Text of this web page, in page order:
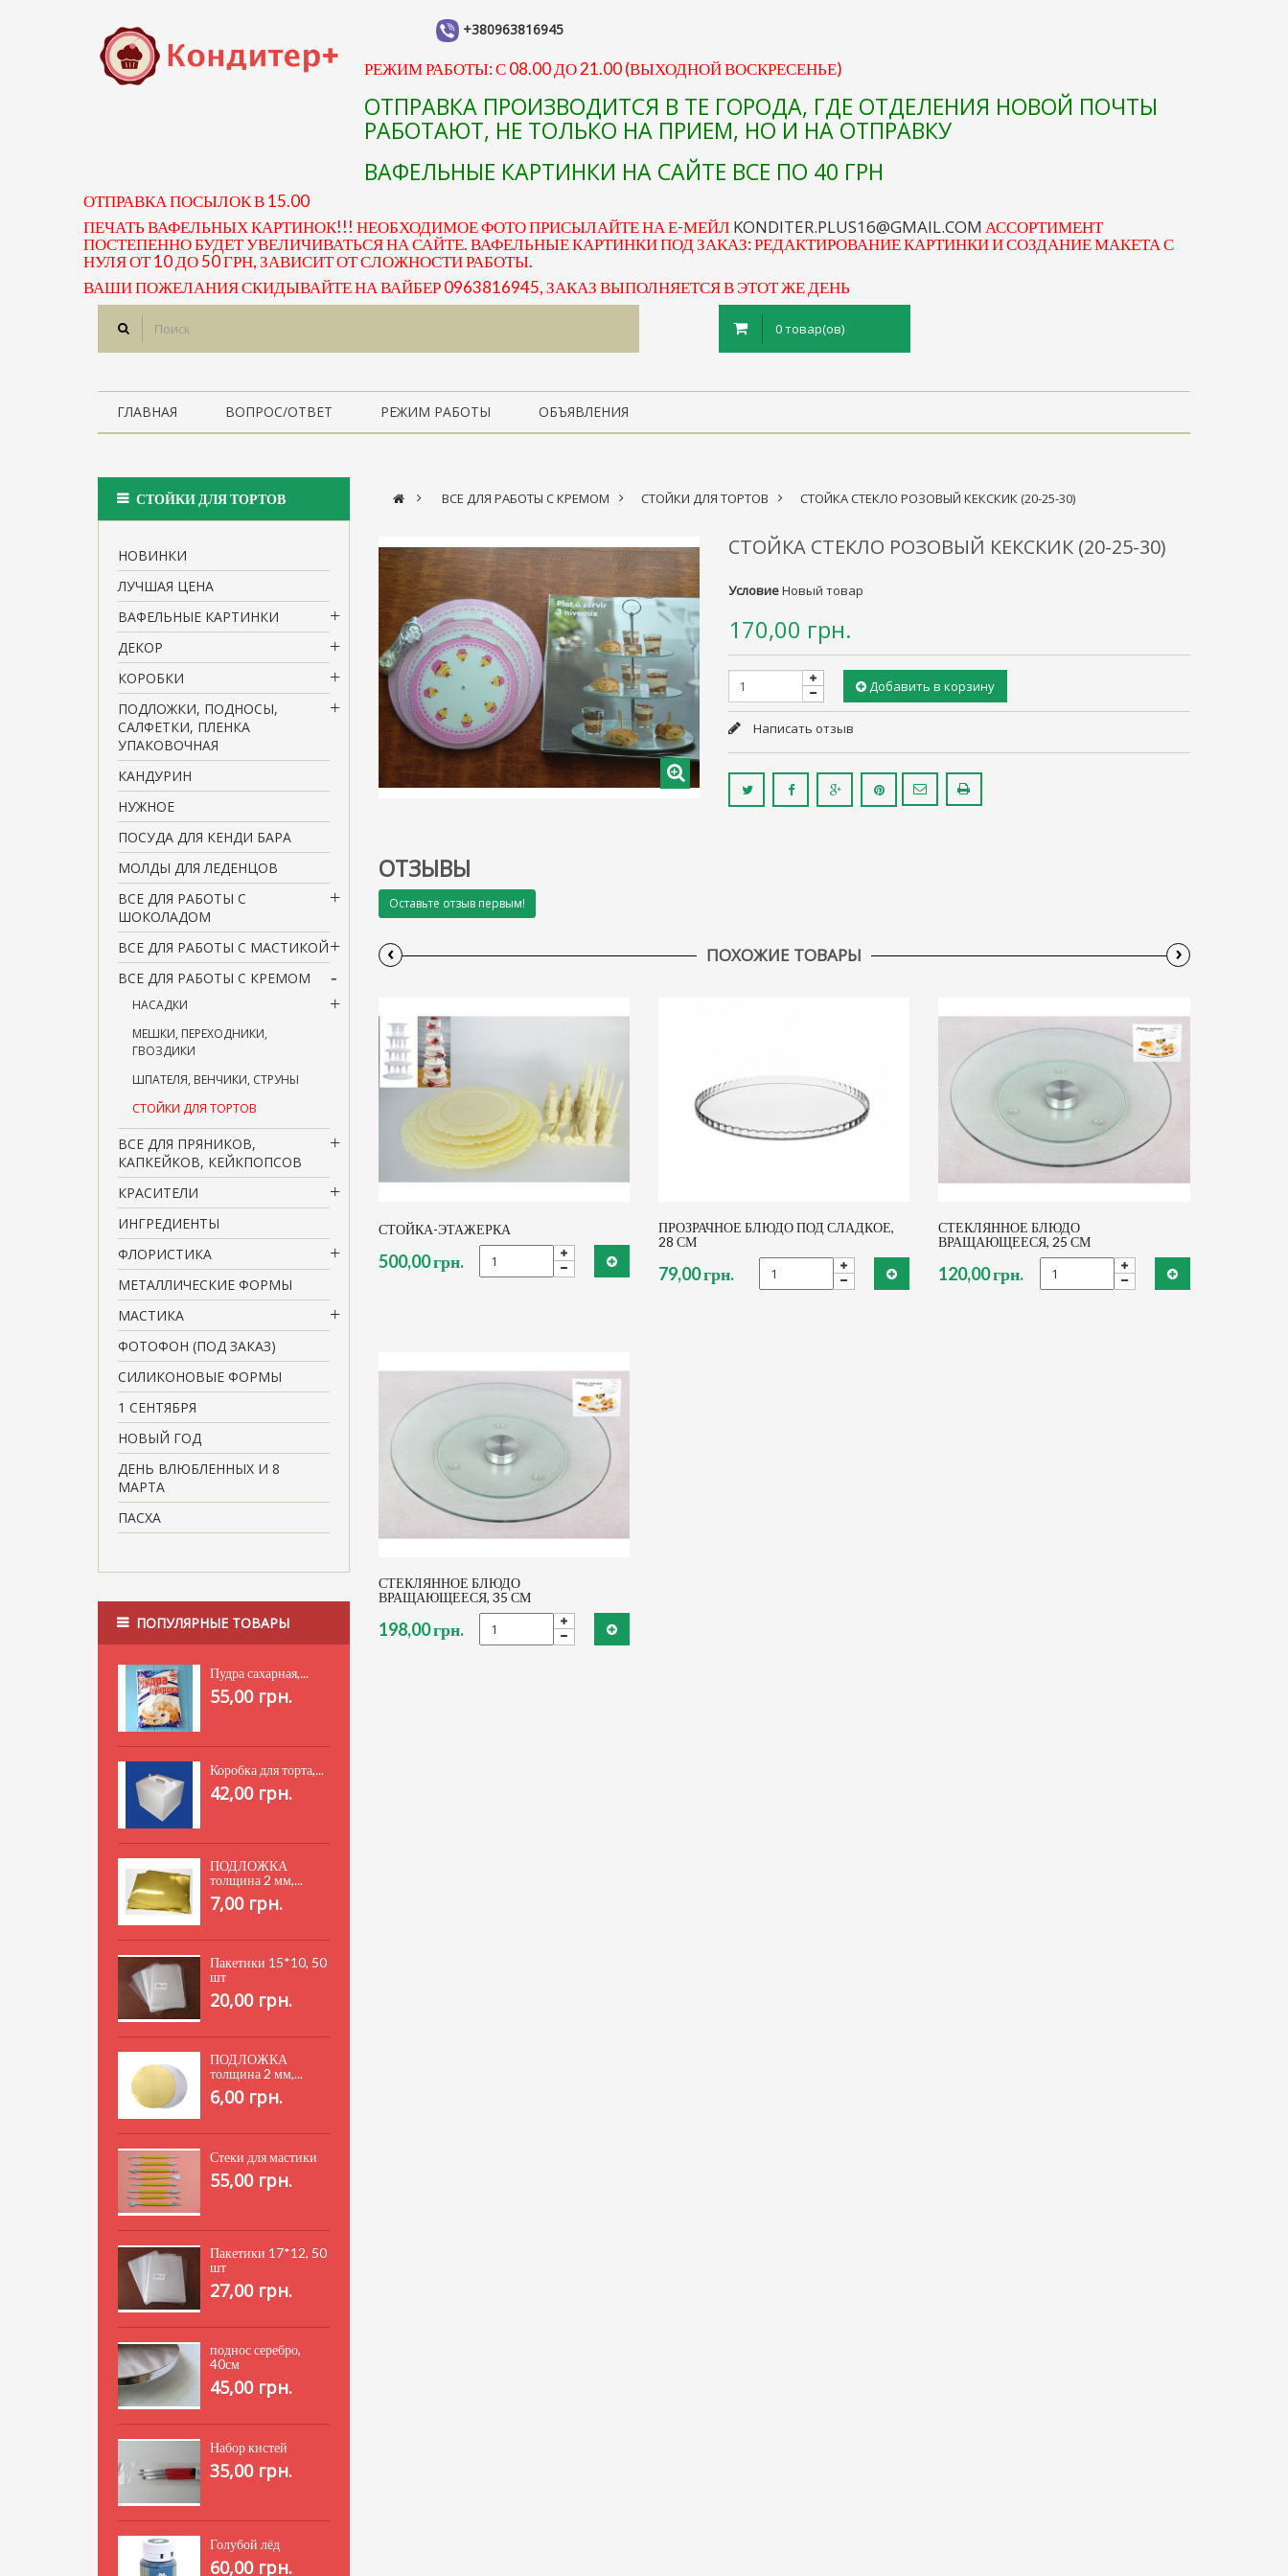
+380963816945
РЕЖИМ РАБОТЫ: С 08.00 ДО 21.00 (ВЫХОДНОЙ ВОСКРЕСЕНЬЕ)
ОТПРАВКА ПРОИЗВОДИТСЯ В ТЕ ГОРОДА, ГДЕ ОТДЕЛЕНИЯ НОВОЙ ПОЧТЫ
РАБОТАЮТ, НЕ ТОЛЬКО НА ПРИЕМ, НО И НА ОТПРАВКУ
ВАФЕЛЬНЫЕ КАРТИНКИ НА САЙТЕ ВСЕ ПО 40 ГРН
ОТПРАВКА ПОСЫЛОК В 15.00
ПЕЧАТЬ ВАФЕЛЬНЫХ КАРТИНОК!!! НЕОБХОДИМОЕ ФОТО ПРИСЫЛАЙТЕ НА Е-МЕЙЛ KONDITER.PLUS16@GMAIL.COM АССОРТИМЕНТ
ПОСТЕПЕННО БУДЕТ УВЕЛИЧИВАТЬСЯ НА САЙТЕ. ВАФЕЛЬНЫЕ КАРТИНКИ ПОД ЗАКАЗ: РЕДАКТИРОВАНИЕ КАРТИНКИ И СОЗДАНИЕ МАКЕТА С
НУЛЯ ОТ 10 ДО 50 ГРН, ЗАВИСИТ ОТ СЛОЖНОСТИ РАБОТЫ.
ВАШИ ПОЖЕЛАНИЯ СКИДЫВАЙТЕ НА ВАЙБЕР 0963816945, ЗАКАЗ ВЫПОЛНЯЕТСЯ В ЭТОТ ЖЕ ДЕНЬ
0 товар(ов)
ГЛАВНАЯ ВОПРОС/ОТВЕТ РЕЖИМ РАБОТЫ ОБЪЯВЛЕНИЯ
СТОЙКИ ДЛЯ ТОРТОВ
НОВИНКИ
ЛУЧШАЯ ЦЕНА
ВАФЕЛЬНЫЕ КАРТИНКИ
ДЕКОР
КОРОБКИ
ПОДЛОЖКИ, ПОДНОСЫ,
САЛФЕТКИ, ПЛЕНКА
УПАКОВОЧНАЯ
КАНДУРИН
НУЖНОЕ
ПОСУДА ДЛЯ КЕНДИ БАРА
МОЛДЫ ДЛЯ ЛЕДЕНЦОВ
ВСЕ ДЛЯ РАБОТЫ С
ШОКОЛАДОМ
ВСЕ ДЛЯ РАБОТЫ С МАСТИКОЙ
ВСЕ ДЛЯ РАБОТЫ С КРЕМОМ
НАСАДКИ
МЕШКИ, ПЕРЕХОДНИКИ,
ГВОЗДИКИ
ШПАТЕЛЯ, ВЕНЧИКИ, СТРУНЫ
СТОЙКИ ДЛЯ ТОРТОВ
ВСЕ ДЛЯ ПРЯНИКОВ,
КАПКЕЙКОВ, КЕЙКПОПСОВ
КРАСИТЕЛИ
ИНГРЕДИЕНТЫ
ФЛОРИСТИКА
МЕТАЛЛИЧЕСКИЕ ФОРМЫ
МАСТИКА
ФОТОФОН (ПОД ЗАКАЗ)
СИЛИКОНОВЫЕ ФОРМЫ
1 СЕНТЯБРЯ
НОВЫЙ ГОД
ДЕНЬ ВЛЮБЛЕННЫХ И 8
МАРТА
ПАСХА
ПОПУЛЯРНЫЕ ТОВАРЫ
Пудра сахарная,...
55,00 грн.
Коробка для торта,...
42,00 грн.
ПОДЛОЖКА
толщина 2 мм,...
7,00 грн.
Пакетики 15*10, 50
шт
20,00 грн.
ПОДЛОЖКА
толщина 2 мм,...
6,00 грн.
Стеки для мастики
55,00 грн.
Пакетики 17*12, 50
шт
27,00 грн.
поднос серебро,
40см
45,00 грн.
Набор кистей
35,00 грн.
Голубой лёд
60,00 грн.
> ВСЕ ДЛЯ РАБОТЫ С КРЕМОМ > СТОЙКИ ДЛЯ ТОРТОВ > СТОЙКА СТЕКЛО РОЗОВЫЙ КЕКСКИК (20-25-30)
СТОЙКА СТЕКЛО РОЗОВЫЙ КЕКСКИК (20-25-30)
УсловиеНовый товар
170,00 грн.
Добавить в корзину
Написать отзыв
ОТЗЫВЫ
Оставьте отзыв первым!
ПОХОЖИЕ ТОВАРЫ
‹ ›
СТОЙКА-ЭТАЖЕРКА
500,00 грн.
ПРОЗРАЧНОЕ БЛЮДО ПОД СЛАДКОЕ,
28 СМ
79,00 грн.
СТЕКЛЯННОЕ БЛЮДО
ВРАЩАЮЩЕЕСЯ, 25 СМ
120,00 грн.
СТЕКЛЯННОЕ БЛЮДО
ВРАЩАЮЩЕЕСЯ, 35 СМ
198,00 грн.